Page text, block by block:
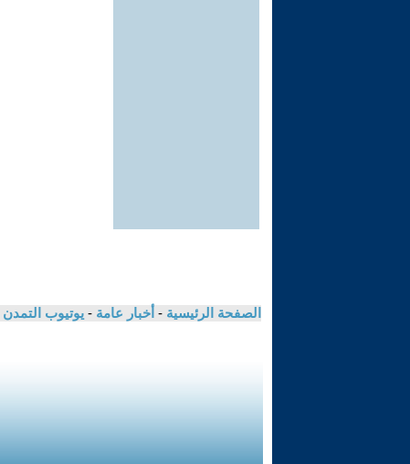
الصفحة الرئيسية - أخبار عامة - يوتيوب التمدن